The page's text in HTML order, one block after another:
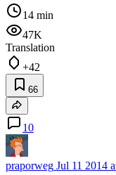
14 min
47K
Translation
+42
66
10
praporweg Jul 11 2014